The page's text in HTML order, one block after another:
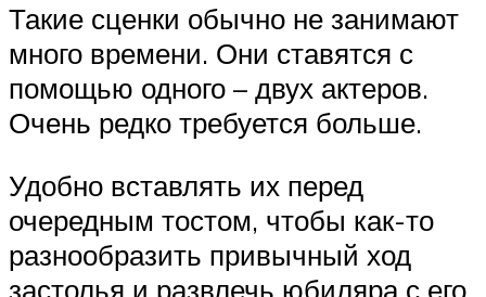
Такие сценки обычно не занимают
много времени. Они ставятся с
помощью одного – двух актеров.
Очень редко требуется больше.
Удобно вставлять их перед
очередным тостом, чтобы как-то
разнообразить привычный ход
застолья и развлечь юбиляра с его